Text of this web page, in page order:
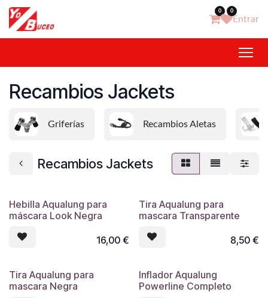
Ir al contenido 0 0
Entrar
Recambios Jackets
Griferías Recambios Aletas
Recambios Jackets
Hebilla Aqualung para
máscara Look Negra
16,00€
Tira Aqualung para
mascara Transparente
8,50€
Tira Aqualung para
mascara Negra
Inflador Aqualung
Powerline Completo